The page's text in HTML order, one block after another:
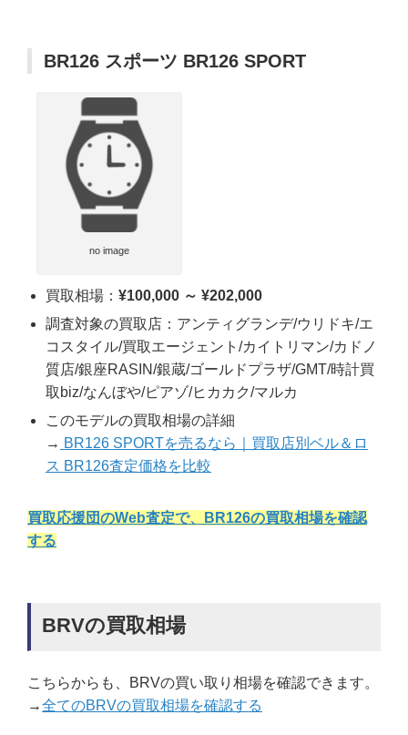
BR126 スポーツ BR126 SPORT
no image
買取相場： ¥100,000 ～ ¥202,000
調査対象の買取店：アンティグランデ/ウリドキ/エ
コスタイル/買取エージェント/カイトリマン/カドノ
質店/銀座RASIN/銀蔵/ゴールドプラザ/GMT/時計買
取biz/なんぼや/ピアゾ/ヒカカク/マルカ
このモデルの買取相場の詳細
→ BR126 SPORTを売るなら｜買取店別ベル＆ロ
ス BR126査定価格を比較
買取応援団のWeb査定で、BR126の買取相場を確認
する
BRVの買取相場
こちらからも、BRVの買い取り相場を確認できます。
→全てのBRVの買取相場を確認する